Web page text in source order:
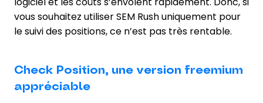
vous souhaitez utiliser SEM Rush uniquement pour
le suivi des positions, ce n’est pas très rentable.
Check Position, une version freemium
appréciable